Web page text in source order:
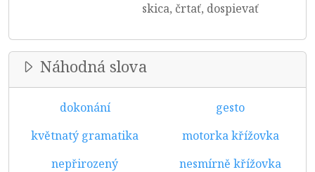
skica, črtať, dospievať
Náhodná slova
dokonání
gesto
květnatý gramatika
motorka křížovka
nepřirozený
nesmírně křížovka